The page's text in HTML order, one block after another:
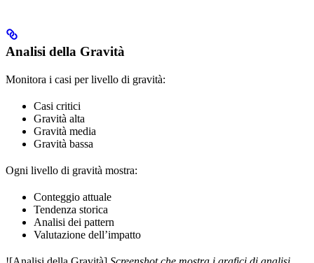
Analisi della Gravità
Monitora i casi per livello di gravità:
Casi critici
Gravità alta
Gravità media
Gravità bassa
Ogni livello di gravità mostra:
Conteggio attuale
Tendenza storica
Analisi dei pattern
Valutazione dell’impatto